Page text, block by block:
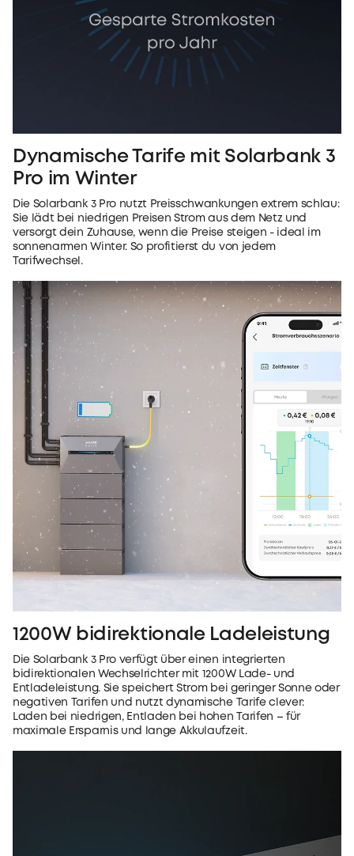
Dynamische Tarife mit Solarbank 3
Pro im Winter
Die Solarbank 3 Pro nutzt Preisschwankungen extrem schlau:
Sie lädt bei niedrigen Preisen Strom aus dem Netz und
versorgt dein Zuhause, wenn die Preise steigen - ideal im
sonnenarmen Winter. So profitierst du von jedem
Tarifwechsel.
1200W bidirektionale Ladeleistung
Die Solarbank 3 Pro verfügt über einen integrierten
bidirektionalen Wechselrichter mit 1200W Lade- und
Entladeleistung. Sie speichert Strom bei geringer Sonne oder
negativen Tarifen und nutzt dynamische Tarife clever:
Laden bei niedrigen, Entladen bei hohen Tarifen – für
maximale Ersparnis und lange Akkulaufzeit.